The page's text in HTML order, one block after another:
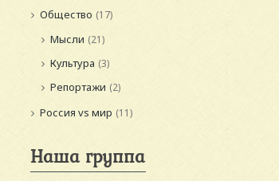
Общество (17)
Мысли (21)
Культура (3)
Репортажи (2)
Россия vs мир (11)
Наша группа